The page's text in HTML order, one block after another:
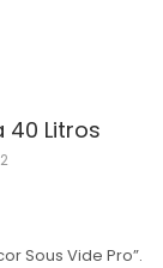
Litros
Sous Vide Pro”.